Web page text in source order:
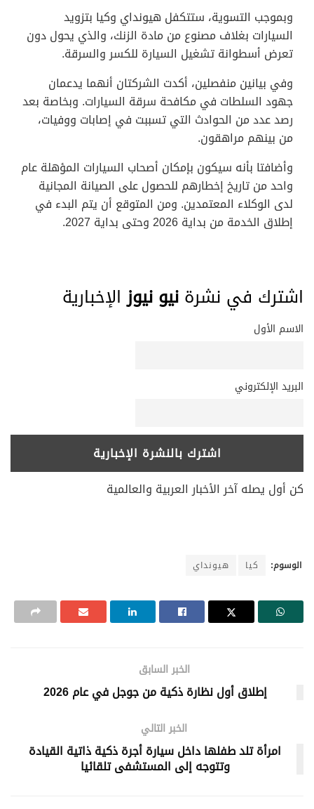
وبموجب التسوية، ستتكفل هيونداي وكيا بتزويد
السيارات بغلاف مصنوع من مادة الزنك، والذي يحول دون
تعرض أسطوانة تشغيل السيارة للكسر والسرقة.
وفي بيانين منفصلين، أكدت الشركتان أنهما يدعمان
جهود السلطات في مكافحة سرقة السيارات. وبخاصة بعد
رصد عدد من الحوادث التي تسببت في إصابات ووفيات،
من بينهم مراهقون.
وأضافتا بأنه سيكون بإمكان أصحاب السيارات المؤهلة عام
واحد من تاريخ إخطارهم للحصول على الصيانة المجانية
لدى الوكلاء المعتمدين. ومن المتوقع أن يتم البدء في
إطلاق الخدمة من بداية 2026 وحتى بداية 2027.
اشترك في نشرةنيو نيوزالإخبارية
الاسم الأول
البريد الإلكتروني
كن أول يصله آخر الأخبار العربية والعالمية
الوسوم: كيا هيونداي
الخبر السابق
إطلاق أول نظارة ذكية من جوجل في عام 2026
الخبر التالي
امرأة تلد طفلها داخل سيارة أجرة ذكية ذاتية القيادة
وتتوجه إلى المستشفى تلقائيا